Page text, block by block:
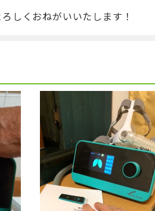
しくおねがいいたします！